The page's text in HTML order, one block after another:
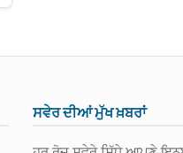
ਸਵੇਰ ਦੀਆਂ ਮੁੱਖ ਖ਼ਬਰਾਂ